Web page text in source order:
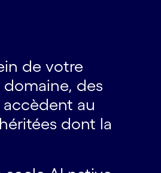
de votre
des
au
dont la